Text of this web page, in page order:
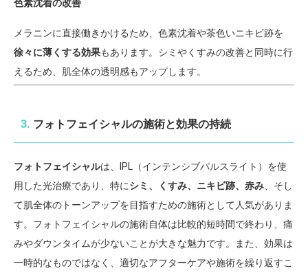
色素沈着の改善
メラニンに直接働きかけるため、色素沈着や茶色いニキビ跡を
徐々に薄くする効果もあります。シミやくすみの改善と同時に行
えるため、肌全体の透明感もアップします。
3. フォトフェイシャルの施術と効果の持続
フォトフェイシャルは、IPL（インテンシブパルスライト）を使
用した光治療であり、特にシミ、くすみ、ニキビ跡、赤み 、そし
て肌全体のトーンアップを目指すための施術として人気がありま
す。フォトフェイシャルの施術自体は比較的短時間で終わり、痛
みやダウンタイムが少ないことが大きな魅力です。また、効果は
一時的なものではなく、適切なアフターケアや施術を繰り返すこ